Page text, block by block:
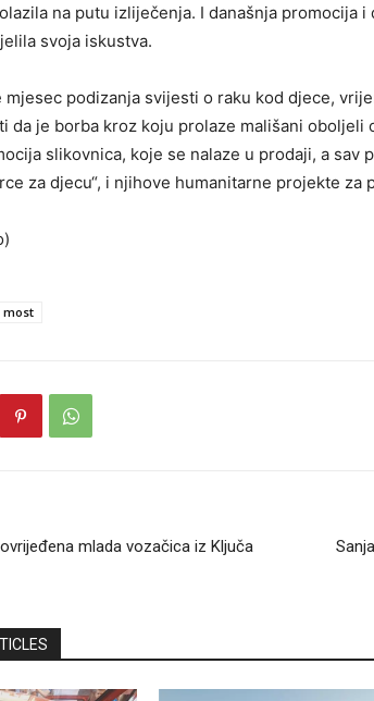
na putu izliječenja. I današnja promocija
svoja iskustva.
mjesec podizanja svijesti o raku kod djece,
da je borba kroz koju prolaze mališani oboljeli
slikovnica, koje se nalaze u prodaji, a sav
za djecu“, i njihove humanitarne projekte za
most
mlada vozačica iz Ključa